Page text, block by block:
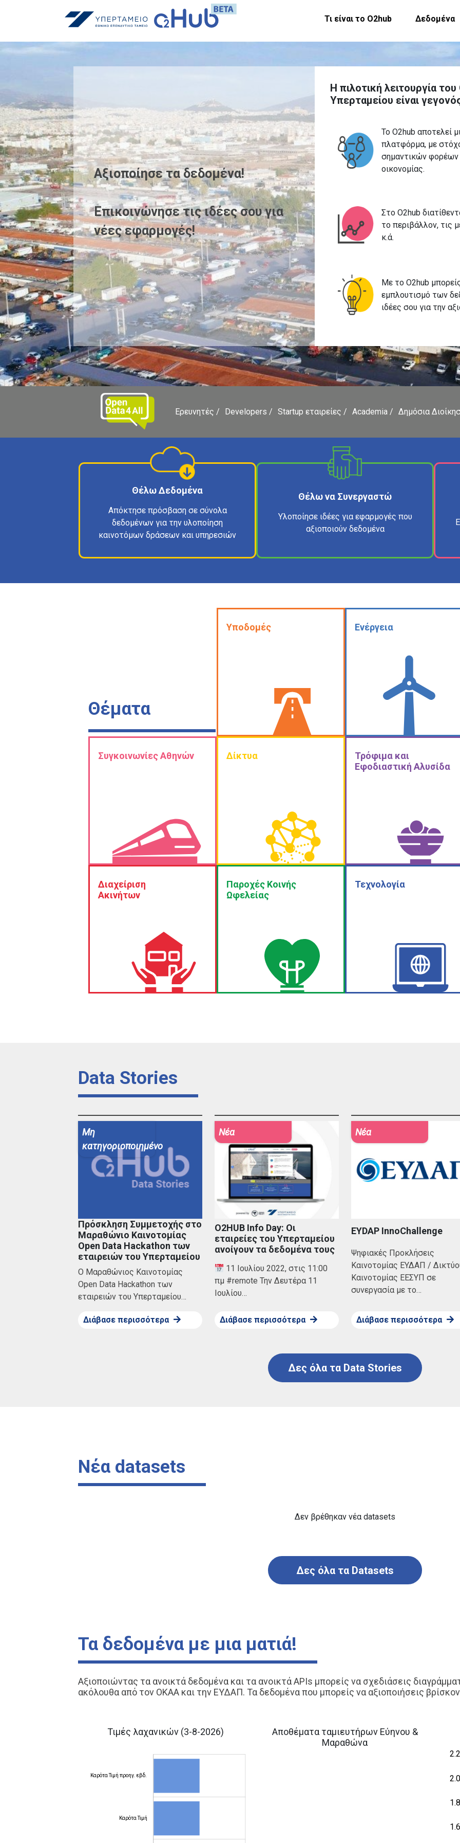
Τι είναι το Ο2hub Δεδομένα
Αξιοποίησε τα δεδομένα!
Επικοινώνησε τις ιδέες σου για
νέες εφαρμογές!
Η πιλοτική λειτουργία
Υπερταμείου είναι
Το O2hub αποτελεί
πλατφόρμα, με
σημαντικών φορέων
οικονομίας.
Στο O2hub
το περιβάλλον, τις
κ.ά.
Με το O2hub
εμπλουτισμό των
ιδέες σου για την
Ερευνητές Developers Startup εταιρείες Academia Δημόσια
Θέλω Δεδομένα
Απόκτησε πρόσβαση σε σύνολα
δεδομένων για την υλοποίηση
καινοτόμων δράσεων και υπηρεσιών
Θέλω να Συνεργαστώ
Υλοποίησε ιδέες για εφαρμογές που
αξιοποιούν δεδομένα
Θέματα
Υποδομές Ενέργεια
Συγκοινωνίες Αθηνών Δίκτυα
Τρόφιμα και
Εφοδιαστική Αλυσίδα
Διαχείριση
Ακινήτων
Παροχές Κοινής
Ωφελείας
Τεχνολογία
Data Stories
Μη
κατηγοριοποιημένο
Πρόσκληση Συμμετοχής στο
Μαραθώνιο Καινοτομίας
Open Data Hackathon των
εταιρειών του Υπερταμείου
Ο Μαραθώνιος Καινοτομίας
Open Data Hackathon των
εταιρειών του Υπερταμείου…
Διάβασε περισσότερα
Νέα
O2HUB Info Day: Οι
εταιρείες του Υπερταμείου
ανοίγουν τα δεδομένα τους
11 Ιουλίου 2022, στις 11:00
πμ #remote Την Δευτέρα 11
Ιουλίου…
Διάβασε περισσότερα
Νέα
EYDAP InnoChallenge
Ψηφιακές Προκλήσεις
Καινοτομίας ΕΥΔΑΠ /
Καινοτομίας ΕΕΣΥΠ σε
συνεργασία με το…
Διάβασε περισσότερα
Δες όλα τα Data Stories
Νέα datasets
Δεν βρέθηκαν νέα datasets
Δες όλα τα Datasets
Τα δεδομένα με μια ματιά!
Αξιοποιώντας τα ανοικτά δεδομένα και τα ανοικτά APIs μπορείς να σχεδιάσεις
ακόλουθα από τον ΟΚΑΑ και την ΕΥΔΑΠ. Τα δεδομένα που μπορείς να αξιοποιήσεις
Τιμές λαχανικών (3-8-2026)
Καρότα Τιμή
Καρότα Τιμή προηγ. εβδ.
Αποθέματα ταμιευτήρων Εύηνου &
Μαραθώνα
1.6
1.8
2.0
2.2